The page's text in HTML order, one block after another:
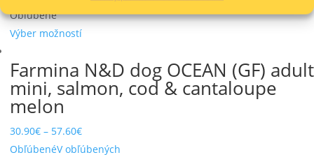
Obľúbené
Výber možností
Farmina N&D dog OCEAN (GF) adult
mini, salmon, cod & cantaloupe
melon
30.90€ – 57.60€
ObľúbenéV obľúbených